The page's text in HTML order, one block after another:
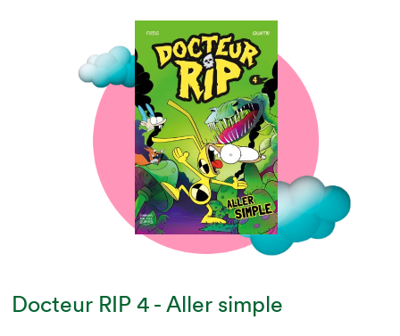
Docteur RIP 4 - Aller simple